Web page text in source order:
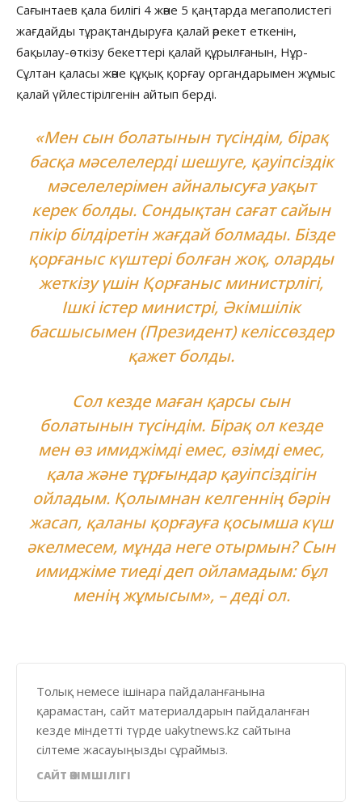
Сағынтаев қала билігі 4 және 5 қаңтарда мегаполистегі
жағдайды тұрақтандыруға қалай әрекет еткенін,
бақылау-өткізу бекеттері қалай құрылғанын, Нұр-
Сұлтан қаласы және құқық қорғау органдарымен жұмыс
қалай үйлестірілгенін айтып берді.
«Мен сын болатынын түсіндім, бірақ
басқа мәселелерді шешуге, қауіпсіздік
мәселелерімен айналысуға уақыт
керек болды. Сондықтан сағат сайын
пікір білдіретін жағдай болмады. Бізде
қорғаныс күштері болған жоқ, оларды
жеткізу үшін Қорғаныс министрлігі,
Ішкі істер министрі, Әкімшілік
басшысымен (Президент) келіссөздер
қажет болды.
Сол кезде маған қарсы сын
болатынын түсіндім. Бірақ ол кезде
мен өз имиджімді емес, өзімді емес,
қала және тұрғындар қауіпсіздігін
ойладым. Қолымнан келгеннің бәрін
жасап, қаланы қорғауға қосымша күш
әкелмесем, мұнда неге отырмын? Сын
имиджіме тиеді деп ойламадым: бұл
менің жұмысым», – деді ол.
Толық немесе ішінара пайдаланғанына
қарамастан, сайт материалдарын пайдаланған
кезде міндетті түрде uakytnews.kz сайтына
сілтеме жасауыңызды сұраймыз.
САЙТ ӘКІМШІЛІГІ